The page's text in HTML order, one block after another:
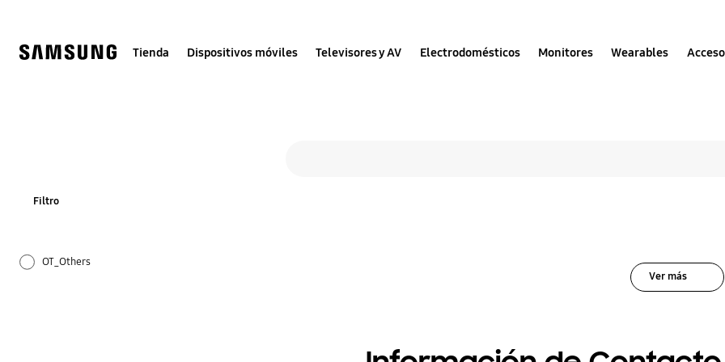
Tienda Dispositivos móviles Televisores y AV Electrodomésticos Monitores Wearables
Filtro
OT_Others
Ver más